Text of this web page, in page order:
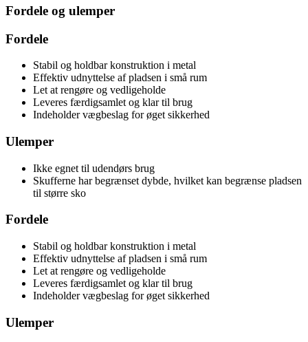
Fordele og ulemper
Fordele
Stabil og holdbar konstruktion i metal
Effektiv udnyttelse af pladsen i små rum
Let at rengøre og vedligeholde
Leveres færdigsamlet og klar til brug
Indeholder vægbeslag for øget sikkerhed
Ulemper
Ikke egnet til udendørs brug
Skufferne har begrænset dybde, hvilket kan begrænse pladsen
til større sko
Fordele
Stabil og holdbar konstruktion i metal
Effektiv udnyttelse af pladsen i små rum
Let at rengøre og vedligeholde
Leveres færdigsamlet og klar til brug
Indeholder vægbeslag for øget sikkerhed
Ulemper